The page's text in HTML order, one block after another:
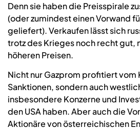
Denn sie haben die Preisspirale
(oder zumindest einen Vorwand
geliefert). Verkaufen lässt sich
trotz des Krieges noch recht gut,
höheren Preisen.
Nicht nur Gazprom profitiert vom
Sanktionen, sondern auch
insbesondere Konzerne und
den USA haben. Aber auch die
Aktionäre von österreichischen